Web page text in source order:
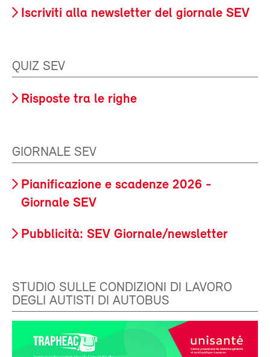
Iscriviti alla newsletter del giornale SEV
QUIZ SEV
Risposte tra le righe
GIORNALE SEV
Pianificazione e scadenze 2026 -
Giornale SEV
Pubblicità: SEV Giornale/newsletter
STUDIO SULLE CONDIZIONI DI LAVORO
DEGLI AUTISTI DI AUTOBUS